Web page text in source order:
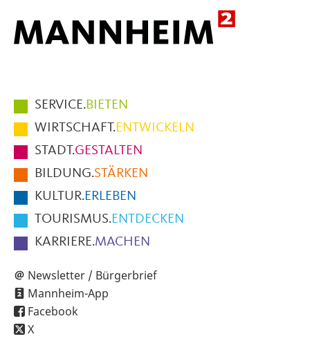
Hauptmenüpunkte
im
Fußbereich
der
Seite
SERVICE.BIETEN
WIRTSCHAFT.ENTWICKELN
STADT.GESTALTEN
BILDUNG.STÄRKEN
KULTUR.ERLEBEN
TOURISMUS.ENTDECKEN
KARRIERE.MACHEN
Newsletter / Bürgerbrief
Mannheim-App
Facebook
X